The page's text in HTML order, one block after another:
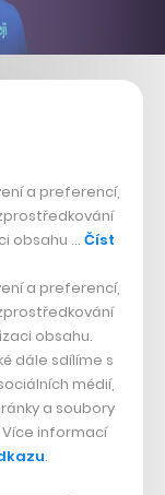
kola
prostředí
kredit na
mentorů.
o kterém
a preferencí,
obsahu … Číst
a preferencí,
obsahu.
dále sdílíme s
médií,
a soubory
Více informací
.